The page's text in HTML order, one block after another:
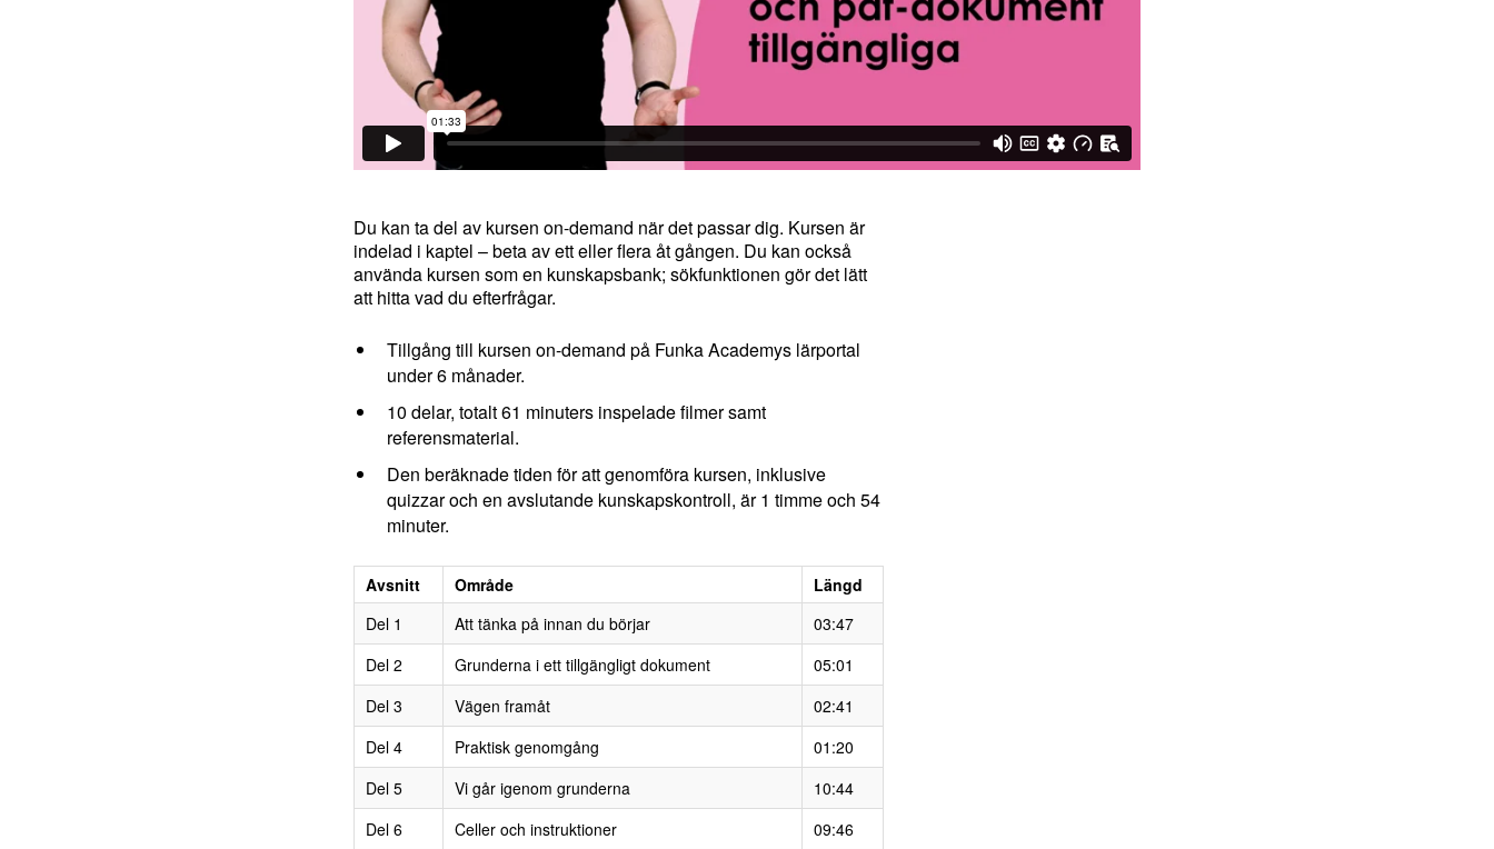
Du kan ta del av kursen on-demand när det passar dig. Kursen är
indelad i kaptel – beta av ett eller flera åt gången. Du kan också
använda kursen som en kunskapsbank; sökfunktionen gör det lätt
att hitta vad du efterfrågar.
Tillgång till kursen on-demand på Funka Academys lärportal
under 6 månader.
10 delar, totalt 61 minuters inspelade filmer samt
referensmaterial.
Den beräknade tiden för att genomföra kursen, inklusive
quizzar och en avslutande kunskapskontroll, är 1 timme och 54
minuter.
Avsnitt Område
Längd
Del 1
Att tänka på innan du börjar
03:47
Del 2
Grunderna i ett tillgängligt dokument
05:01
Del 3
Vägen framåt
02:41
Del 4
Praktisk genomgång
01:20
Del 5
Vi går igenom grunderna
10:44
Del 6
Celler och instruktioner
09:46